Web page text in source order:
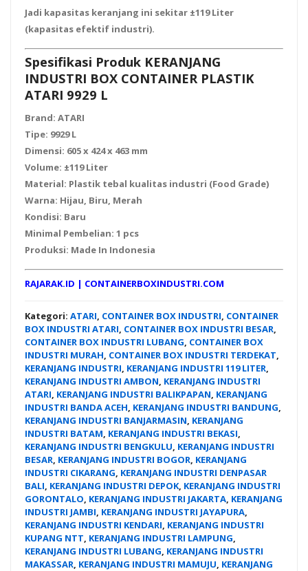
Jadi kapasitas keranjang ini sekitar ±119 Liter
(kapasitas efektif industri).
Spesifikasi Produk KERANJANG
INDUSTRI BOX CONTAINER PLASTIK
ATARI 9929 L
Brand: ATARI
Tipe: 9929 L
Dimensi: 605 x 424 x 463 mm
Volume: ±119 Liter
Material: Plastik tebal kualitas industri (Food Grade)
Warna: Hijau, Biru, Merah
Kondisi: Baru
Minimal Pembelian: 1 pcs
Produksi: Made In Indonesia
RAJARAK.ID | CONTAINERBOXINDUSTRI.COM
Kategori: ATARI, CONTAINER BOX INDUSTRI, CONTAINER
BOX INDUSTRI ATARI, CONTAINER BOX INDUSTRI BESAR,
CONTAINER BOX INDUSTRI LUBANG, CONTAINER BOX
INDUSTRI MURAH, CONTAINER BOX INDUSTRI TERDEKAT,
KERANJANG INDUSTRI, KERANJANG INDUSTRI 119 LITER,
KERANJANG INDUSTRI AMBON, KERANJANG INDUSTRI
ATARI, KERANJANG INDUSTRI BALIKPAPAN, KERANJANG
INDUSTRI BANDA ACEH, KERANJANG INDUSTRI BANDUNG,
KERANJANG INDUSTRI BANJARMASIN, KERANJANG
INDUSTRI BATAM, KERANJANG INDUSTRI BEKASI,
KERANJANG INDUSTRI BENGKULU, KERANJANG INDUSTRI
BESAR, KERANJANG INDUSTRI BOGOR, KERANJANG
INDUSTRI CIKARANG, KERANJANG INDUSTRI DENPASAR
BALI, KERANJANG INDUSTRI DEPOK, KERANJANG INDUSTRI
GORONTALO, KERANJANG INDUSTRI JAKARTA, KERANJANG
INDUSTRI JAMBI, KERANJANG INDUSTRI JAYAPURA,
KERANJANG INDUSTRI KENDARI, KERANJANG INDUSTRI
KUPANG NTT, KERANJANG INDUSTRI LAMPUNG,
KERANJANG INDUSTRI LUBANG, KERANJANG INDUSTRI
MAKASSAR, KERANJANG INDUSTRI MAMUJU, KERANJANG